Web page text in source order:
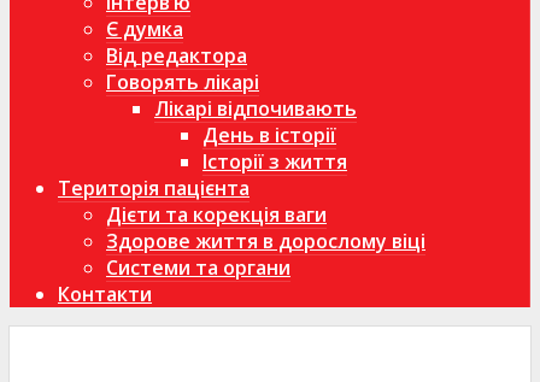
Є думка
Від редактора
Говорять лікарі
Лікарі відпочивають
День в історії
Історії з життя
Територія пацієнта
Дієти та корекція ваги
Здорове життя в дорослому віці
Системи та органи
Контакти